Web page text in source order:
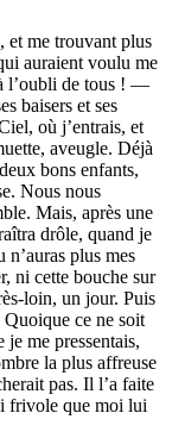
et me trouvant plus
auraient voulu me
l’oubli de tous ! —
baisers et ses
où j’entrais, et
aveugle. Déjà
bons enfants,
Nous nous
Mais, après une
drôle, quand je
n’auras plus mes
ni cette bouche sur
loin, un jour. Puis
Quoique ce ne soit
me pressentais,
la plus affreuse
pas. Il l’a faite
frivole que moi lui